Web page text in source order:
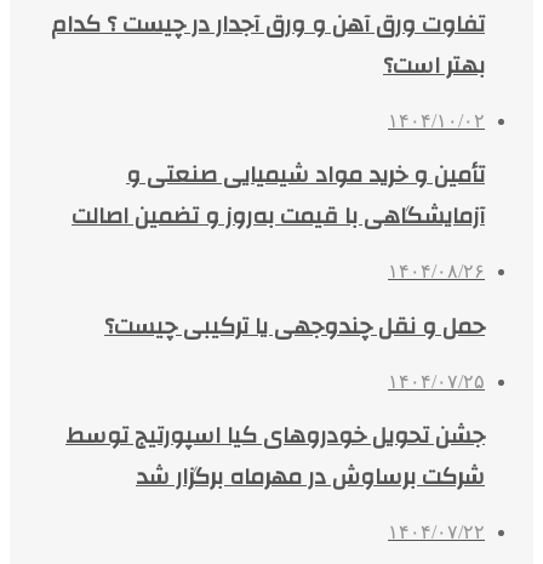
تفاوت ورق آهن و ورق آجدار در چیست ؟ کدام
بهتر است؟
۱۴۰۴/۱۰/۰۲
تأمین و خرید مواد شیمیایی صنعتی و
آزمایشگاهی با قیمت به‌روز و تضمین اصالت
۱۴۰۴/۰۸/۲۶
حمل و نقل چندوجهی یا ترکیبی چیست؟
۱۴۰۴/۰۷/۲۵
جشن تحویل خودروهای کیا اسپورتیج توسط
شرکت برساوش در مهرماه برگزار شد
۱۴۰۴/۰۷/۲۲